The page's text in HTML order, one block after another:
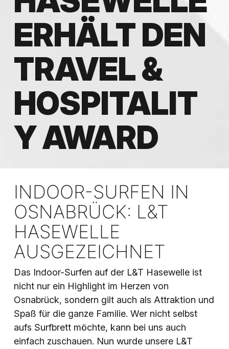
ERHÄLT DEN
TRAVEL &
HOSPITALIT
Y AWARD
INDOOR-SURFEN IN
OSNABRÜCK: L&T
HASEWELLE
AUSGEZEICHNET
Das Indoor-Surfen auf der L&T Hasewelle ist
nicht nur ein Highlight im Herzen von
Osnabrück, sondern gilt auch als Attraktion und
Spaß für die ganze Familie. Wer nicht selbst
aufs Surfbrett möchte, kann bei uns auch
einfach zuschauen. Nun wurde unsere L&T